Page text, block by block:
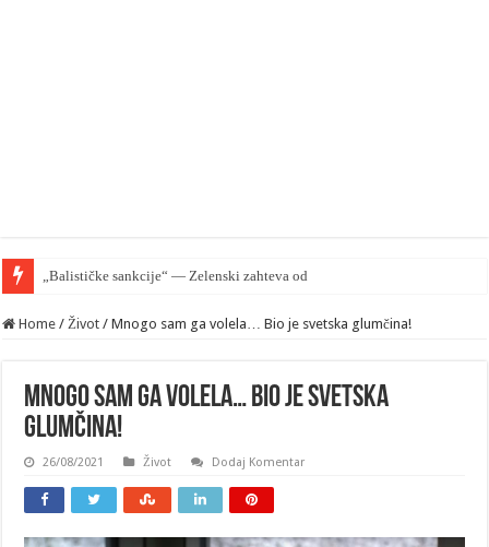
„Balističke sankcije“ — Zelenski zahteva od EU zaštiti Kijev ali
Home / Život / Mnogo sam ga volela… Bio je svetska glumčina!
Mnogo sam ga volela… Bio je svetska
glumčina!
26/08/2021 Život Dodaj Komentar